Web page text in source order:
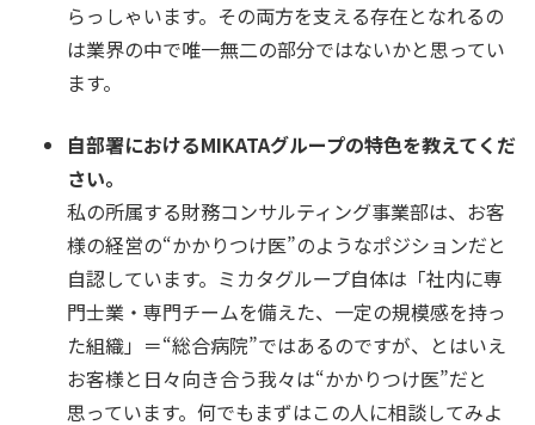
らっしゃいます。その両方を支える存在となれるの
は業界の中で唯一無二の部分ではないかと思ってい
ます。
自部署におけるMIKATAグループの特色を教えてくだ
さい。
私の所属する財務コンサルティング事業部は、お客
様の経営の“かかりつけ医”のようなポジションだと
自認しています。ミカタグループ自体は「社内に専
門士業・専門チームを備えた、一定の規模感を持っ
た組織」＝“総合病院”ではあるのですが、とはいえ
お客様と日々向き合う我々は“かかりつけ医”だと
思っています。何でもまずはこの人に相談してみよ